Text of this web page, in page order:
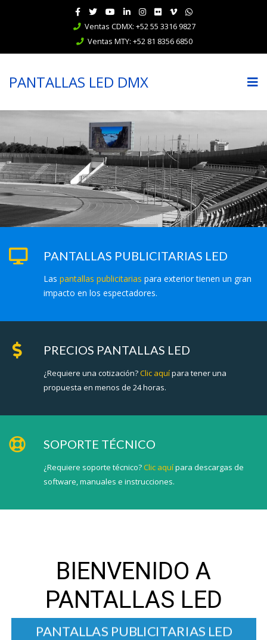
Ventas CDMX: +52 55 3316 9827
Ventas MTY: +52 81 8356 6850
PANTALLAS LED DMX
PANTALLAS PUBLICITARIAS LED
Las pantallas publicitarias para exterior tienen un gran
impacto en los espectadores.
PRECIOS PANTALLAS LED
¿Requiere una cotización?Clic aquípara tener una
propuesta en menos de 24 horas.
SOPORTE TÉCNICO
¿Requiere soporte técnico?Clic aquípara descargas de
software, manuales e instrucciones.
BIENVENIDO A
PANTALLAS LED
PANTALLAS ELECTRÓNICAS
LED
PANTALLAS PUBLICITARIAS LED